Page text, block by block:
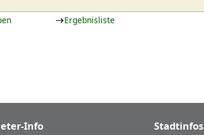
Ergebnisliste
Info Stadtinfos